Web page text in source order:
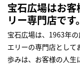
宝石広場はお
リー専門店です。
宝石広場は、1963年
エリーの専門店として
歩みは、お客様の人生